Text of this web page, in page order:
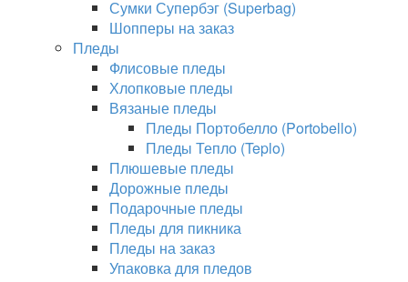
Сумки Супербэг (Superbag)
Шопперы на заказ
Пледы
Флисовые пледы
Хлопковые пледы
Вязаные пледы
Пледы Портобелло (Portobello)
Пледы Тепло (Teplo)
Плюшевые пледы
Дорожные пледы
Подарочные пледы
Пледы для пикника
Пледы на заказ
Упаковка для пледов